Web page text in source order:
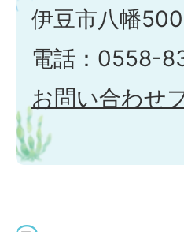
伊豆市八幡
電話：0558-
お問い合わせ